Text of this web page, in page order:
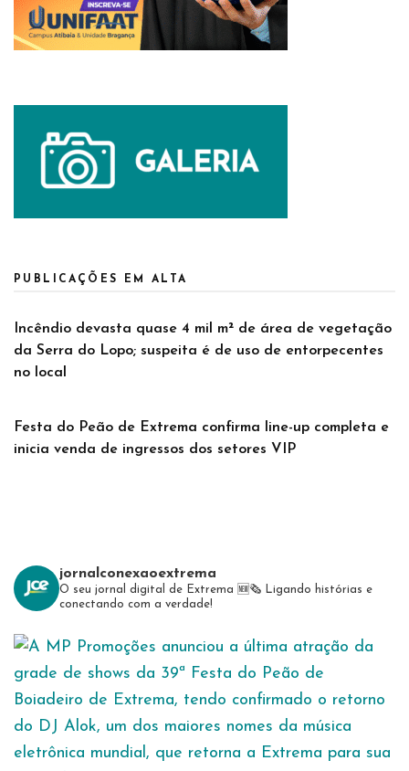
PUBLICAÇÕES EM ALTA
Incêndio devasta quase 4 mil m² de área de vegetação
da Serra do Lopo; suspeita é de uso de entorpecentes
no local
Festa do Peão de Extrema confirma line-up completa e
inicia venda de ingressos dos setores VIP
jornalconexaoextrema
O seu jornal digital de Extrema 🆕️🗞 Ligando histórias e
conectando com a verdade!